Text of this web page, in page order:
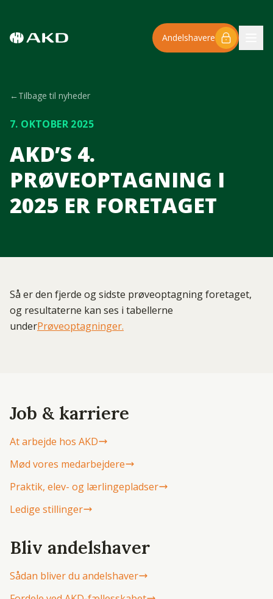
Andelshavere
←Tilbage til nyheder
7. OKTOBER 2025
AKD’S 4.
PRØVEOPTAGNING I
2025 ER FORETAGET
Så er den fjerde og sidste prøveoptagning foretaget,
og resultaterne kan ses i tabellerne
underPrøveoptagninger.
Job & karriere
At arbejde hos AKD
Mød vores medarbejdere
Praktik, elev- og lærlingepladser
Ledige stillinger
Bliv andelshaver
Sådan bliver du andelshaver